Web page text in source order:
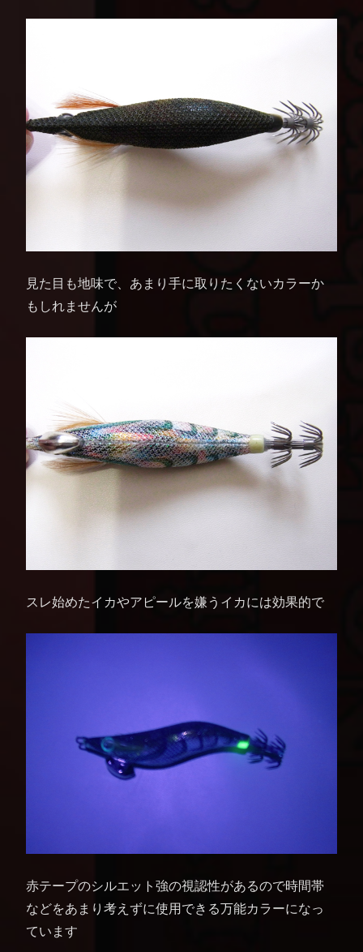
見た目も地味で、あまり手に取りたくないカラーか
もしれませんが
スレ始めたイカやアピールを嫌うイカには効果的で
赤テープのシルエット強の視認性があるので時間帯
などをあまり考えずに使用できる万能カラーになっ
ています